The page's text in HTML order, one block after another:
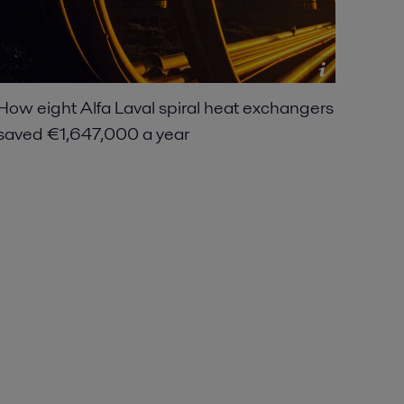
eight Alfa Laval spiral heat exchangers
€1,647,000 a year